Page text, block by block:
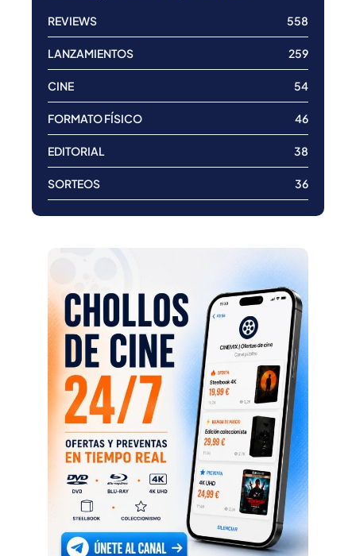
REVIEWS 558
LANZAMIENTOS 259
CINE 54
FORMATO FÍSICO 46
EDITORIAL 38
SORTEOS 36